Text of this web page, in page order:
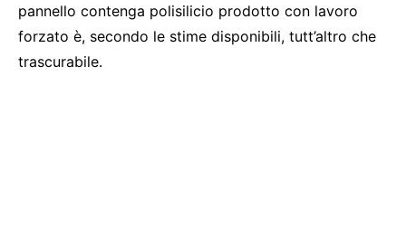
pannello contenga polisilicio prodotto con lavoro
forzato è, secondo le stime disponibili, tutt’altro che
trascurabile.